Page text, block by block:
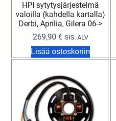
HPI sytytysjärjestelmä
valoilla (kahdella kartalla)
Derbi, Aprilia, Gilera 06->
269,90 € SIS. ALV
Lisää ostoskoriin